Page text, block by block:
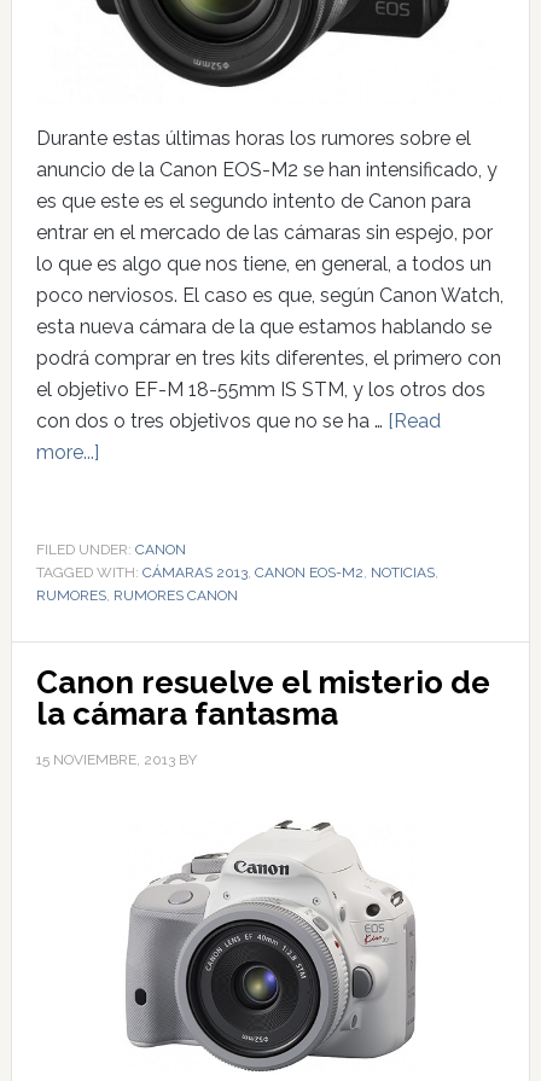
Durante estas últimas horas los rumores sobre el
anuncio de la Canon EOS-M2 se han intensificado, y
es que este es el segundo intento de Canon para
entrar en el mercado de las cámaras sin espejo, por
lo que es algo que nos tiene, en general, a todos un
poco nerviosos. El caso es que, según Canon Watch,
esta nueva cámara de la que estamos hablando se
podrá comprar en tres kits diferentes, el primero con
el objetivo EF-M 18-55mm IS STM, y los otros dos
con dos o tres objetivos que no se ha … [Read
more...]
FILED UNDER: CANON
TAGGED WITH: CÁMARAS 2013, CANON EOS-M2, NOTICIAS,
RUMORES, RUMORES CANON
Canon resuelve el misterio de
la cámara fantasma
15 NOVIEMBRE, 2013BY